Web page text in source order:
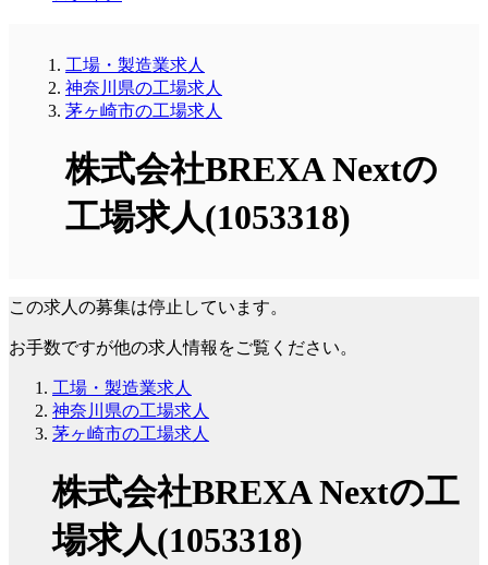
工場・製造業求人
神奈川県の工場求人
茅ヶ崎市の工場求人
株式会社BREXA Nextの
工場求人(1053318)
この求人の募集は停止しています。
お手数ですが他の求人情報をご覧ください。
工場・製造業求人
神奈川県の工場求人
茅ヶ崎市の工場求人
株式会社BREXA Nextの工
場求人(1053318)